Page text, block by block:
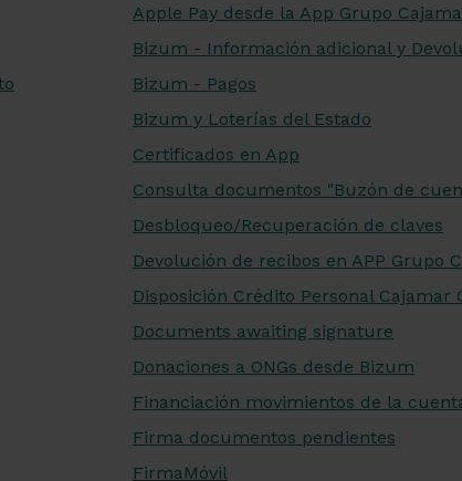
Apple Pay desde la App Grupo
Bizum - Información adicional y
Bizum - Pagos
Bizum y Loterías del Estado
Certificados en App
Consulta documentos "Buzón de
Desbloqueo/Recuperación de claves
Devolución de recibos en APP Grupo
Disposición Crédito Personal Cajamar
Documents awaiting signature
Donaciones a ONGs desde Bizum
Financiación movimientos de la
Firma documentos pendientes
FirmaMóvil